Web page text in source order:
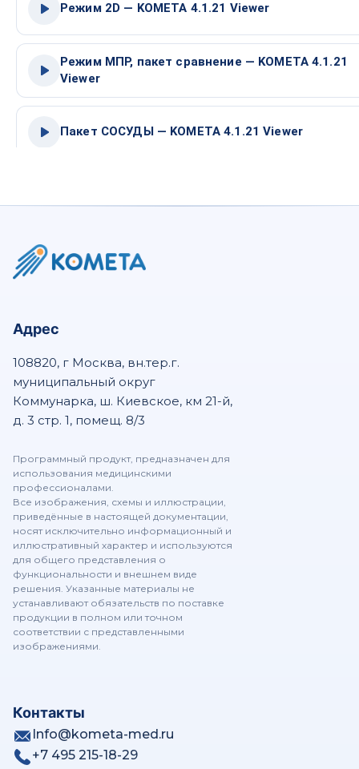
Режим 2D — KOMETA 4.1.21 Viewer
Режим МПР, пакет сравнение — KOMETA 4.1.21
Viewer
Пакет СОСУДЫ — KOMETA 4.1.21 Viewer
Патология — KOMETA Viewer
Пакет Кальций — KOMETA 4.1.21 Viewer
Пакет Перфузия ГМ - KOMETA 4.1.21 Viewer
Пакет Дентал - KOMETA 4.1.21 Viewer
Маммография - KOMETA 4.1.21 Viewer
Адрес
108820, г Москва, вн.тер.г.
муниципальный округ
Коммунарка, ш. Киевское, км 21-й,
д. 3 стр. 1, помещ. 8/3
Программный продукт, предназначен для
использования медицинскими
профессионалами.
Все изображения, схемы и иллюстрации,
приведённые в настоящей документации,
носят исключительно информационный и
иллюстративный характер и используются
для общего представления о
функциональности и внешнем виде
решения. Указанные материалы не
устанавливают обязательств по поставке
продукции в полном или точном
соответствии с представленными
изображениями.
Контакты
Info@kometa-med.ru
+7 495 215-18-29